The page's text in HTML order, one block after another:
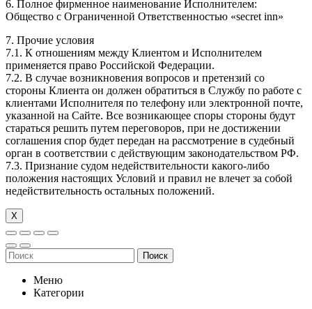
6. Полное фирменное наименование Исполнителем:
Общество с Ограниченной Ответственностью «secret inn»
7. Прочие условия
7.1. К отношениям между Клиентом и Исполнителем
применяется право Российской Федерации.
7.2. В случае возникновения вопросов и претензий со
стороны Клиента он должен обратиться в Службу по работе с
клиентами Исполнителя по телефону или электронной почте,
указанной на Сайте. Все возникающее споры стороны будут
стараться решить путем переговоров, при не достижении
соглашения спор будет передан на рассмотрение в судебный
орган в соответствии с действующим законодательством РФ.
7.3. Признание судом недействительности какого-либо
положения настоящих Условий и правил не влечет за собой
недействительность остальных положений.
Х
Поиск
Меню
Категории